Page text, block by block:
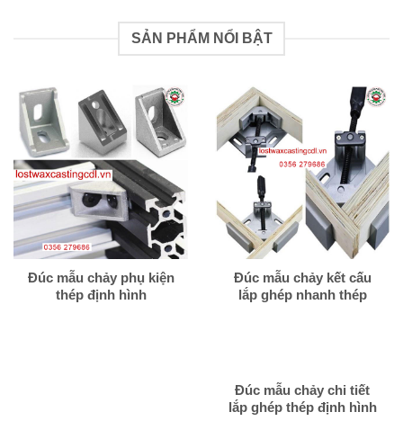
SẢN PHẨM NỔI BẬT
Đúc mẫu chảy phụ kiện
thép định hình
Đúc mẫu chảy kết cấu
lắp ghép nhanh thép
Đúc mẫu chảy chi tiết
lắp ghép thép định hình